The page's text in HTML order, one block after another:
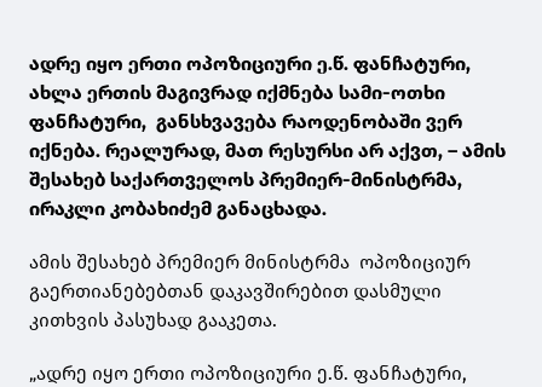
ადრე იყო ერთი ოპოზიციური ე.წ. ფანჩატური,
ახლა ერთის მაგივრად იქმნება სამი-ოთხი
ფანჩატური, განსხვავება რაოდენობაში ვერ
იქნება. რეალურად, მათ რესურსი არ აქვთ, – ამის
შესახებ საქართველოს პრემიერ-მინისტრმა,
ირაკლი კობახიძემ განაცხადა.
ამის შესახებ პრემიერ მინისტრმა ოპოზიციურ
გაერთიანებებთან დაკავშირებით დასმული
კითხვის პასუხად გააკეთა.
„ადრე იყო ერთი ოპოზიციური ე.წ. ფანჩატური,